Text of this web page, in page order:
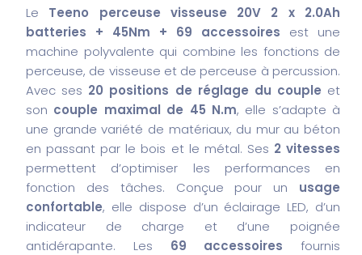
Le Teeno perceuse visseuse 20V 2 x 2.0Ah
batteries + 45Nm + 69 accessoires est une
machine polyvalente qui combine les fonctions de
perceuse, de visseuse et de perceuse à percussion.
Avec ses 20 positions de réglage du couple et
son couple maximal de 45 N.m, elle s’adapte à
une grande variété de matériaux, du mur au béton
en passant par le bois et le métal. Ses 2 vitesses
permettent d’optimiser les performances en
fonction des tâches. Conçue pour un usage
confortable, elle dispose d’un éclairage LED, d’un
indicateur de charge et d’une poignée
antidérapante. Les 69 accessoires fournis